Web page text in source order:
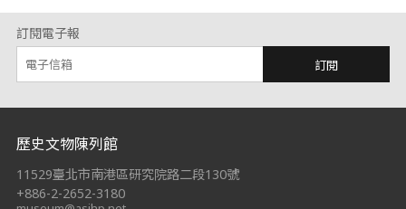
訂閱電子報
訂閱
:::
歷史文物陳列館
11529臺北市南港區研究院路二段130號
+886-2-2652-3180